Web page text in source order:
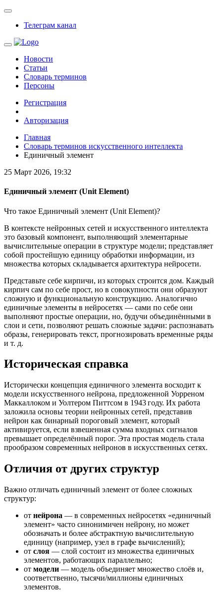
Телеграм канал
Новости
Статьи
Словарь терминов
Персоны
Регистрация
Авторизация
Главная
Словарь терминов искусственного интеллекта
Единичный элемент
25 Март 2026, 19:32
Единичный элемент (Unit Element)
Что такое Единичный элемент (Unit Element)?
В контексте нейронных сетей и искусственного интеллекта
это базовый компонент, выполняющий элементарные
вычислительные операции в структуре модели; представляет
собой простейшую единицу обработки информации, из
множества которых складывается архитектура нейросети.
Представьте себе кирпичи, из которых строится дом. Каждый
кирпич сам по себе прост, но в совокупности они образуют
сложную и функциональную конструкцию. Аналогично
единичные элементы в нейросетях — сами по себе они
выполняют простые операции, но, будучи объединёнными в
слои и сети, позволяют решать сложные задачи: распознавать
образы, генерировать текст, прогнозировать временные ряды
и т. д.
Историческая справка
Исторически концепция единичного элемента восходит к
модели искусственного нейрона, предложенной Уорреном
Маккаллоком и Уолтером Питтсом в 1943 году. Их работа
заложила основы теории нейронных сетей, представив
нейрон как бинарный пороговый элемент, который
активируется, если взвешенная сумма входных сигналов
превышает определённый порог. Эта простая модель стала
прообразом современных нейронов в искусственных сетях.
Отличия от других структур
Важно отличать единичный элемент от более сложных
структур:
от нейрона — в современных нейросетях «единичный
элемент» часто синонимичен нейрону, но может
обозначать и более абстрактную вычислительную
единицу (например, узел в графе вычислений);
от слоя — слой состоит из множества единичных
элементов, работающих параллельно;
от модели — модель объединяет множество слоёв и,
соответственно, тысячи/миллионы единичных
элементов.